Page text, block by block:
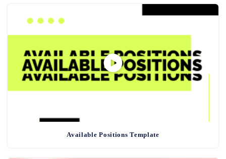
Available Positions Template